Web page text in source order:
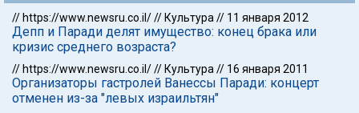
// https://www.newsru.co.il/// Культура // 11 января 2012
Депп и Паради делят имущество: конец брака или
кризис среднего возраста?
// https://www.newsru.co.il/// Культура // 16 января 2011
Организаторы гастролей Ванессы Паради: концерт
отменен из-за "левых израильтян"